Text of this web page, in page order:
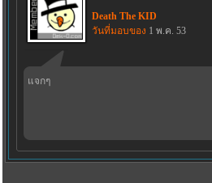
Death The KID
วันที่มอบของ 1 พ.ค. 53
แจกๆ